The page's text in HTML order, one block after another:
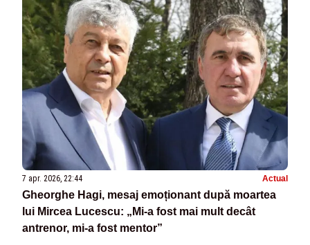
7 apr. 2026, 22:44 Actual
Gheorghe Hagi, mesaj emoționant după moartea
lui Mircea Lucescu: „Mi-a fost mai mult decât
antrenor, mi-a fost mentor”